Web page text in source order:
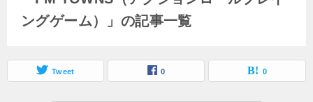
ングゲーム）」の記事一覧
Tweet 0 0